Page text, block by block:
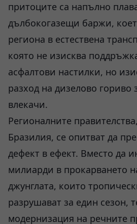
притоците са напълно
дълбокогазещи баржи,
региона в естествена
която не изисква
асфалтови настилки, но
разход на дизелово гориво
влекачи.
Регионалните
Бразилия, се опитват да
дефект в ефект. Вместо да
милиарди в прокарването
джунглата, които
разрушават за един сезон,
модернизация на речните